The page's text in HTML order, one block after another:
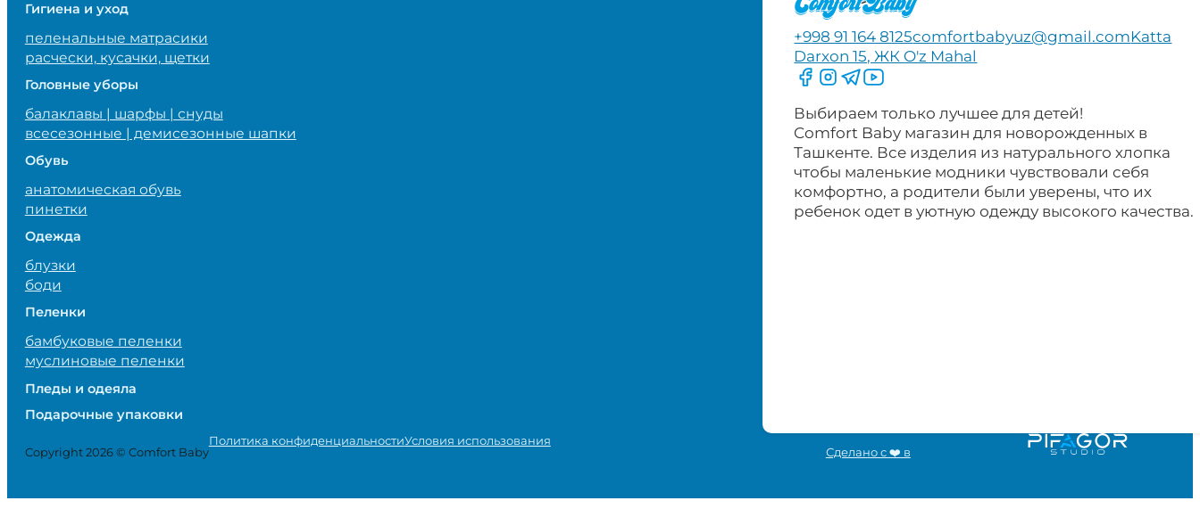
Гигиена и уход
пеленальные матрасики
расчески, кусачки, щетки
Головные уборы
балаклавы | шарфы | снуды
всесезонные | демисезонные шапки
Обувь
анатомическая обувь
пинетки
Одежда
блузки
боди
Пеленки
бамбуковые пеленки
муслиновые пеленки
Пледы и одеяла
Подарочные упаковки
+998 91 164 8125comfortbabyuz@gmail.comKatta
Darxon 15, ЖК O'z Mahal
Следите за нами на Facebook
Следите за нами в Instagram
Следите за нами в Telegram
Следите за нами в YouTube
Выбираем только лучшее для детей!
Comfort Baby магазин для новорожденных в
Ташкенте. Все изделия из натурального хлопка
чтобы маленькие модники чувствовали себя
комфортно, а родители были уверены, что их
ребенок одет в уютную одежду высокого качества.
Copyright 2026 © Comfort Baby
Политика конфиденциальностиУсловия использования
Сделано с ❤️ в